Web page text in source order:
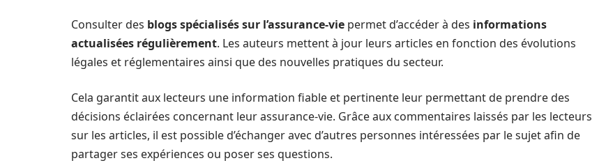
Consulter des blogs spécialisés sur l’assurance-vie permet d’accéder à des informations
actualisées régulièrement. Les auteurs mettent à jour leurs articles en fonction des évolutions
légales et réglementaires ainsi que des nouvelles pratiques du secteur.
Cela garantit aux lecteurs une information fiable et pertinente leur permettant de prendre des
décisions éclairées concernant leur assurance-vie. Grâce aux commentaires laissés par les lecteurs
sur les articles, il est possible d’échanger avec d’autres personnes intéressées par le sujet afin de
partager ses expériences ou poser ses questions.